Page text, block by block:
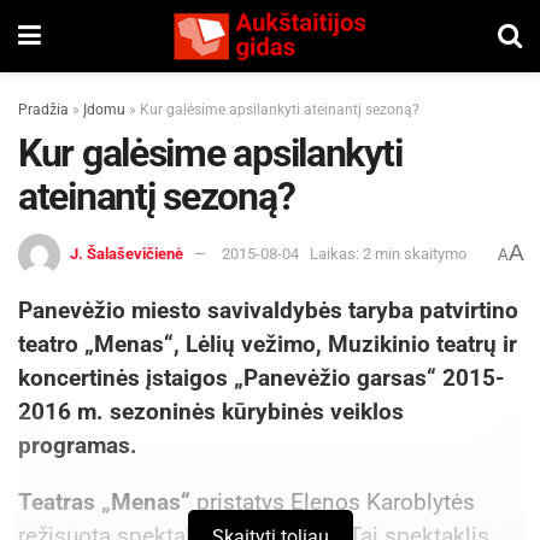
Pradžia » Įdomu » Kur galėsime apsilankyti ateinantį sezoną?
Kur galėsime apsilankyti
ateinantį sezoną?
J. Šalaševičienė 2015-08-04 Laikas: 2 min skaitymo AA
Panevėžio miesto savivaldybės taryba patvirtino
teatro „Menas“, Lėlių vežimo, Muzikinio teatrų ir
koncertinės įstaigos „Panevėžio garsas“ 2015-
2016 m. sezoninės kūrybinės veiklos
programas.
Teatras „Menas“ pristatys Elenos Karoblytės